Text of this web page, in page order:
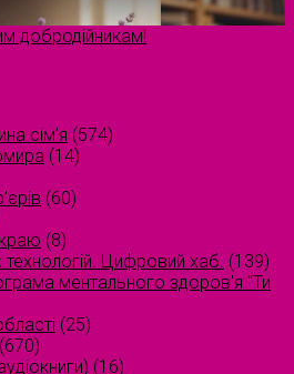
добродійникам!
сім’я (574)
(14)
(60)
(8)
технологій. Цифровий хаб. (139)
ментального здоров'я "Ти
(25)
(670)
(16)